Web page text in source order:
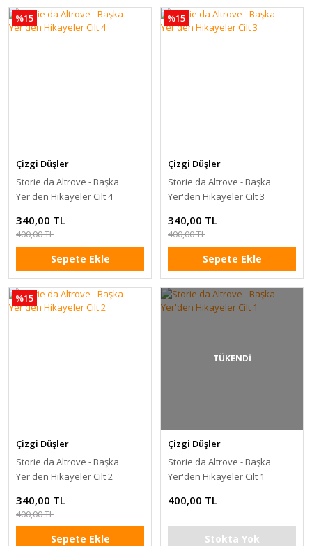
%15
Çizgi Düşler
Storie da Altrove - Başka
Yer'den Hikayeler Cilt 4
340,00 TL
400,00 TL
Sepete Ekle
%15
Çizgi Düşler
Storie da Altrove - Başka
Yer'den Hikayeler Cilt 3
340,00 TL
400,00 TL
Sepete Ekle
%15
Çizgi Düşler
Storie da Altrove - Başka
Yer'den Hikayeler Cilt 2
340,00 TL
400,00 TL
Sepete Ekle
TÜKENDİ
Çizgi Düşler
Storie da Altrove - Başka
Yer'den Hikayeler Cilt 1
400,00 TL
Stokta Yok